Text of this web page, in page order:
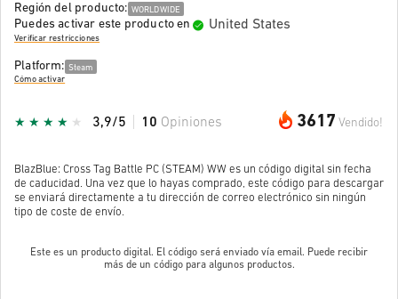
Región del producto: WORLDWIDE
Puedes activar este producto en United States
Verificar restricciones
Platform: Steam
Cómo activar
3617 Vendido!
3,9/5 10 Opiniones
BlazBlue: Cross Tag Battle PC (STEAM) WW es un código digital sin fecha
de caducidad. Una vez que lo hayas comprado, este código para descargar
se enviará directamente a tu dirección de correo electrónico sin ningún
tipo de coste de envío.
Este es un producto digital. El código será enviado vía email. Puede recibir
más de un código para algunos productos.